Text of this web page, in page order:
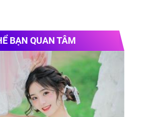
BẠN QUAN TÂM